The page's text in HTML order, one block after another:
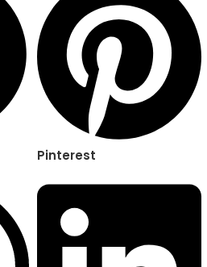
Pinterest